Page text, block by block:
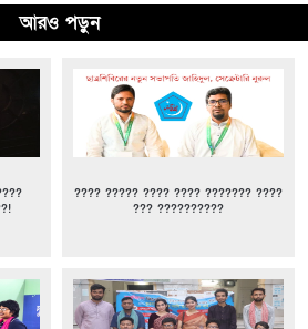
আরও পড়ুন
???? ????? ???? ???? ??????? ????
??? ??????????